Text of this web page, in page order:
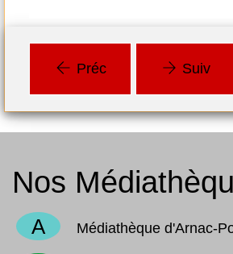
Préc Suiv
Nos
A Médiathèque d'Arnac-